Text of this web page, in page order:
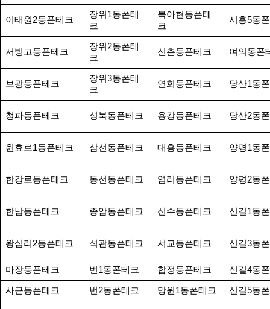
이태원2동폰테크
장위1동폰테
크
북아현동폰테
크
시흥5동
서빙고동폰테크
장위2동폰테
크
신촌동폰테크 여의동폰
보광동폰테크
장위3동폰테
크
연희동폰테크 당산1동
청파동폰테크 성북동폰테크 용강동폰테크 당산2동
원효로1동폰테크 삼선동폰테크 대흥동폰테크 양평1동
한강로동폰테크 동선동폰테크 염리동폰테크 양평2동
한남동폰테크 종암동폰테크 신수동폰테크 신길1동
왕십리2동폰테크 석관동폰테크 서교동폰테크 신길3동
마장동폰테크 번1동폰테크 합정동폰테크
신길4동
사근동폰테크
번2동폰테크 망원1동폰테크 신길5동